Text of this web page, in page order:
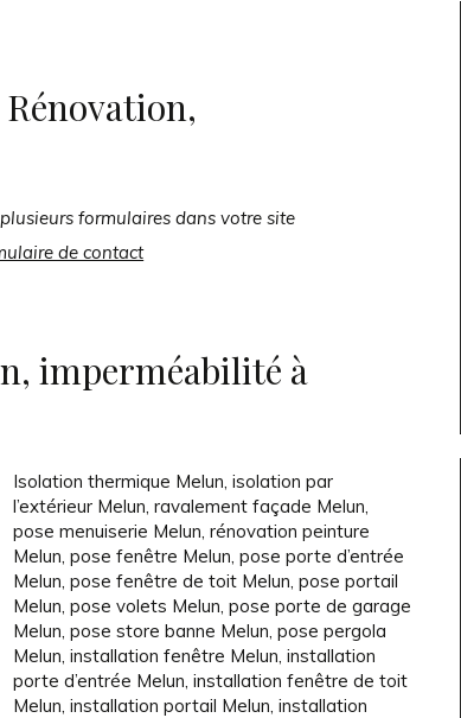
formulaires dans votre site
de contact
imperméabilité à
Isolation thermique Melun,isolation par
l’extérieur Melun,ravalement façade Melun,
pose menuiserie Melun,rénovation peinture
Melun,pose fenêtre Melun,pose porte d’entrée
Melun,pose fenêtre de toit Melun,pose portail
Melun,pose volets Melun,pose porte de garage
Melun,pose store banne Melun,pose pergola
Melun,installation fenêtre Melun,installation
porte d’entrée Melun,installation fenêtre de toit
Melun,installation portail Melun,installation